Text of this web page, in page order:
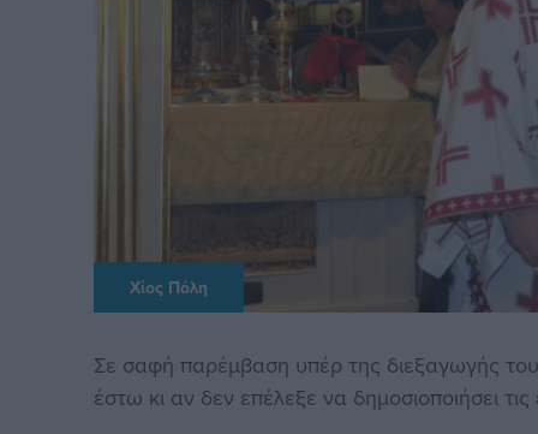
Χίος Πόλη
Σε σαφή παρέμβαση υπέρ της διεξαγωγής
έστω κι αν δεν επέλεξε να δημοσιοποιήσει τις